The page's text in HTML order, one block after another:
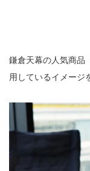
鎌倉天幕の人気商品
用しているイメージ